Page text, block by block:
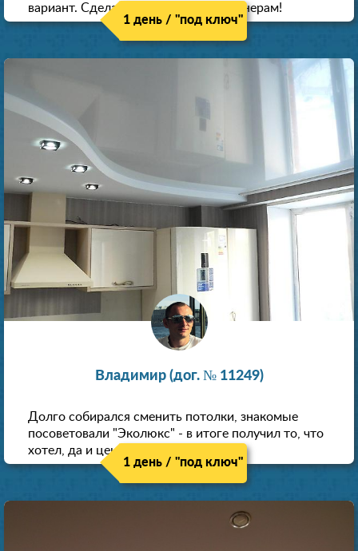
вариант. Сделали скидку как пенсионерам!
1 день / "под ключ"
Владимир (дог. № 11249)
Долго собирался сменить потолки, знакомые
посоветовали "Эколюкс" - в итоге получил то, что
хотел, да и цена нормальная.
1 день / "под ключ"